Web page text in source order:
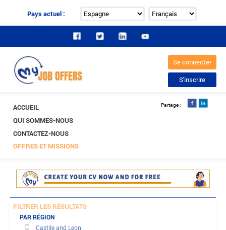
Pays actuel :
ACCUEIL
QUI SOMMES-NOUS
CONTACTEZ-NOUS